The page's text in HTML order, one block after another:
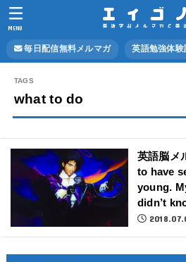
毎日配信無料メルマガ 英語勉強体験
MENU
what to do
英語脳メ
to have
young.
didn’t